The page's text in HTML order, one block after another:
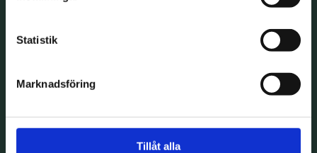
Statistik
Marknadsföring
Tillåt alla
Tiotandvård – Nya
regler från 2026